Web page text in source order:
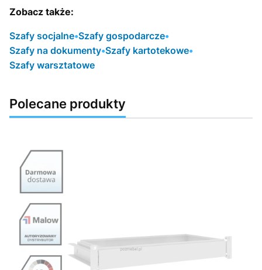
Zobacz także:
Szafy socjalne•Szafy gospodarcze•
Szafy na dokumenty•Szafy kartotekowe•
Szafy warsztatowe
Polecane produkty